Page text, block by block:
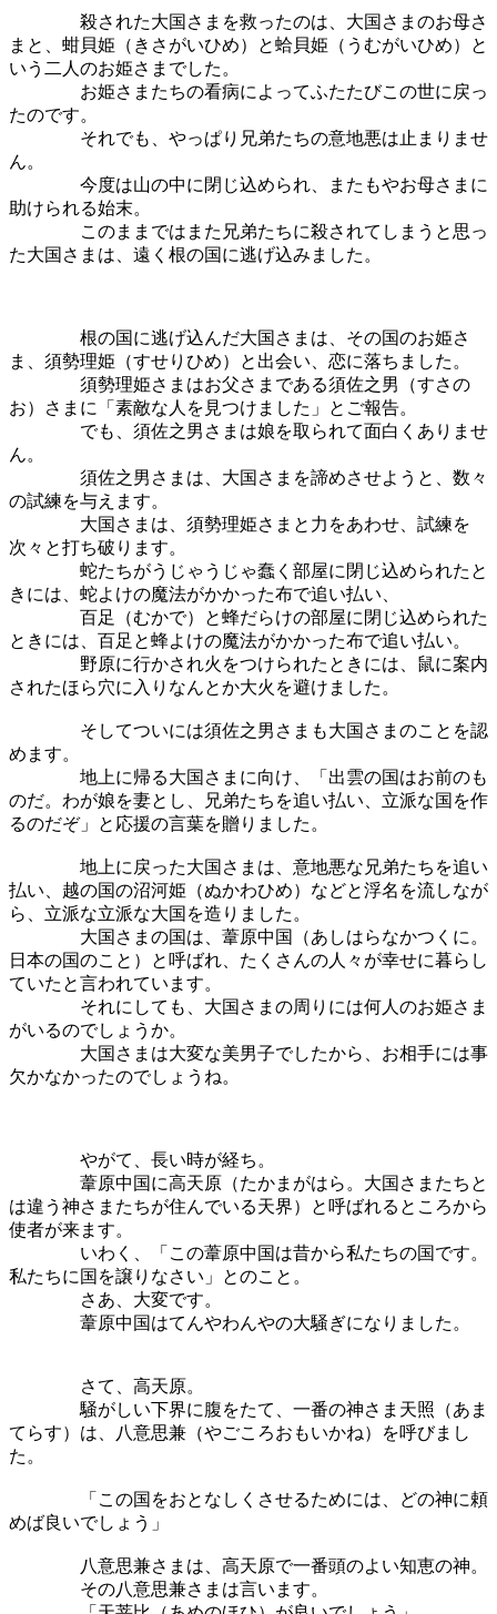
殺された大国さまを救ったのは、大国さまのお母さ
まと、蚶貝姫（きさがいひめ）と蛤貝姫（うむがいひめ）と
いう二人のお姫さまでした。
お姫さまたちの看病によってふたたびこの世に戻っ
たのです。
それでも、やっぱり兄弟たちの意地悪は止まりませ
ん。
今度は山の中に閉じ込められ、またもやお母さまに
助けられる始末。
このままではまた兄弟たちに殺されてしまうと思っ
た大国さまは、遠く根の国に逃げ込みました。
根の国に逃げ込んだ大国さまは、その国のお姫さ
ま、須勢理姫（すせりひめ）と出会い、恋に落ちました。
須勢理姫さまはお父さまである須佐之男（すさの
お）さまに「素敵な人を見つけました」とご報告。
でも、須佐之男さまは娘を取られて面白くありませ
ん。
須佐之男さまは、大国さまを諦めさせようと、数々
の試練を与えます。
大国さまは、須勢理姫さまと力をあわせ、試練を
次々と打ち破ります。
蛇たちがうじゃうじゃ蠢く部屋に閉じ込められたと
きには、蛇よけの魔法がかかった布で追い払い、
百足（むかで）と蜂だらけの部屋に閉じ込められた
ときには、百足と蜂よけの魔法がかかった布で追い払い。
野原に行かされ火をつけられたときには、鼠に案内
されたほら穴に入りなんとか大火を避けました。
そしてついには須佐之男さまも大国さまのことを認
めます。
地上に帰る大国さまに向け、「出雲の国はお前のも
のだ。わが娘を妻とし、兄弟たちを追い払い、立派な国を作
るのだぞ」と応援の言葉を贈りました。
地上に戻った大国さまは、意地悪な兄弟たちを追い
払い、越の国の沼河姫（ぬかわひめ）などと浮名を流しなが
ら、立派な立派な大国を造りました。
大国さまの国は、葦原中国（あしはらなかつくに。
日本の国のこと）と呼ばれ、たくさんの人々が幸せに暮らし
ていたと言われています。
それにしても、大国さまの周りには何人のお姫さま
がいるのでしょうか。
大国さまは大変な美男子でしたから、お相手には事
欠かなかったのでしょうね。
やがて、長い時が経ち。
葦原中国に高天原（たかまがはら。大国さまたちと
は違う神さまたちが住んでいる天界）と呼ばれるところから
使者が来ます。
いわく、「この葦原中国は昔から私たちの国です。
私たちに国を譲りなさい」とのこと。
さあ、大変です。
葦原中国はてんやわんやの大騒ぎになりました。
さて、高天原。
騒がしい下界に腹をたて、一番の神さま天照（あま
てらす）は、八意思兼（やごころおもいかね）を呼びまし
た。
「この国をおとなしくさせるためには、どの神に頼
めば良いでしょう」
八意思兼さまは、高天原で一番頭のよい知恵の神。
その八意思兼さまは言います。